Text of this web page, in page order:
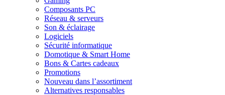
Composants PC
Réseau & serveurs
Son & éclairage
Logiciels
Sécurité informatique
Domotique & Smart Home
Bons & Cartes cadeaux
Promotions
Nouveau dans l’assortiment
Alternatives responsables